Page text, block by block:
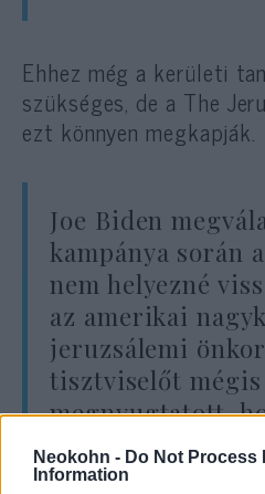
Neokohn - Do Not Process
Information
Ehhez még a kerületi
szükséges, de a The
ezt könnyen megkapják.
Joe Biden
kampánya során
nem helyezné
az amerikai
jeruzsálemi
tisztviselőt mégis
megnyugtatott,
jóváhagyás még
előtt megtörtént.